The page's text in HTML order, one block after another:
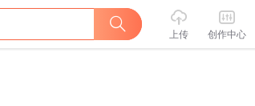
上传 创作中心